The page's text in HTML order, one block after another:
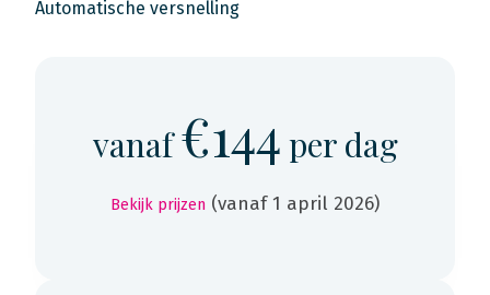
Automatische versnelling
vanaf€144 per dag
Bekijk prijzen (vanaf 1 april 2026)